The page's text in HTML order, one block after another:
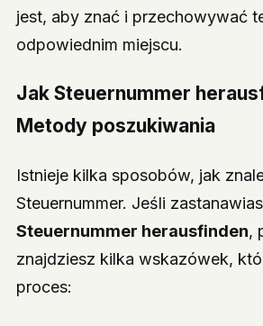
jest, aby znać i przechowywać
odpowiednim miejscu.
Jak Steuernummer
Metody poszukiwania
Istnieje kilka sposobów, jak
Steuernummer. Jeśli
Steuernummer herausfinden,
znajdziesz kilka wskazówek,
proces: